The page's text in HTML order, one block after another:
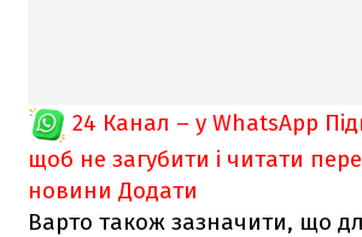
24 Канал – у WhatsApp
щоб не загубити і читати
новини Додати
Варто також зазначити, що